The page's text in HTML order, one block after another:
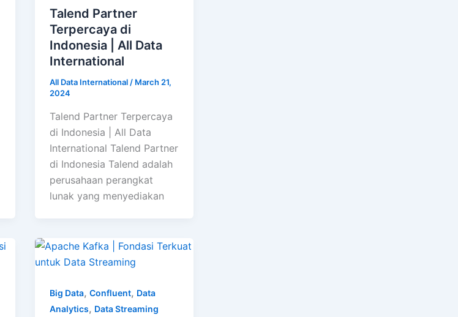
Talend Partner
Terpercaya di
Indonesia | All Data
International
All Data International/ March 21,
2024
Talend Partner Terpercaya
di Indonesia | All Data
International Talend Partner
di Indonesia Talend adalah
perusahaan perangkat
lunak yang menyediakan
Big Data,Confluent, Data
Analytics, Data Streaming